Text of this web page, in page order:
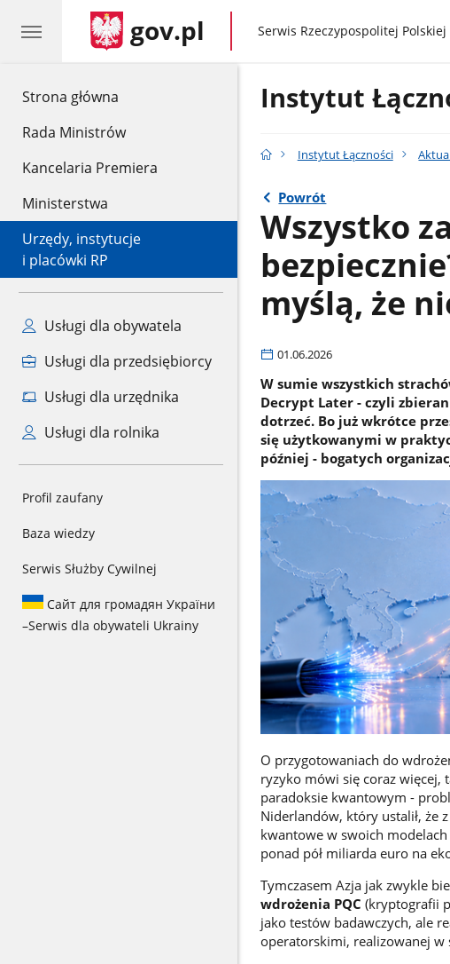
Strona główna
Rada Ministrów
Kancelaria Premiera
Ministerstwa
Urzędy, instytucje
i placówki RP
Usługi dla obywatela
Usługi dla przedsiębiorcy
Usługi dla urzędnika
Usługi dla rolnika
Profil zaufany
Baza wiedzy
Serwis Służby Cywilnej
Сайт для громадян України
–Serwis dla obywateli Ukrainy
gov.pl gov.pl
Serwis Rzeczypospolitej Polskiej
Instytut
Instytut Łączności
Powrót
Wszystko
myślą, że
01.06.2026
W sumie wszystkich
Decrypt Later - czyli
dotrzeć. Bo już wkrótce
się użytkowanymi w
później - bogatych
O przygotowaniach do
ryzyko mówi się coraz więcej,
paradoksie kwantowym -
Niderlandów, który ustalił, że
kwantowe w swoich
ponad pół miliarda euro na
Tymczasem Azja jak zwykle
wdrożenia PQC (kryptografii
jako testów badawczych, ale
operatorskimi, realizowanej w